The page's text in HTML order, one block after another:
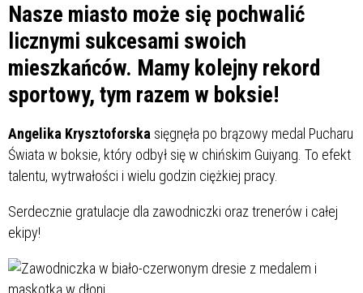
Nasze miasto może się pochwalić
licznymi sukcesami swoich
mieszkańców. Mamy kolejny rekord
sportowy, tym razem w boksie!
Angelika Krysztoforska sięgnęła po brązowy medal Pucharu
Świata w boksie, który odbył się w chińskim Guiyang. To efekt
talentu, wytrwałości i wielu godzin ciężkiej pracy.
Serdecznie gratulacje dla zawodniczki oraz trenerów i całej
ekipy!